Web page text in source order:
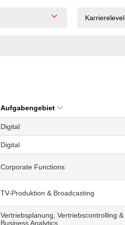
Karrierelevel
Aufgabengebiet
Digital
Digital
Corporate Functions
TV-Produktion & Broadcasting
Vertriebsplanung, Vertriebscontrolling &
Business Analytics